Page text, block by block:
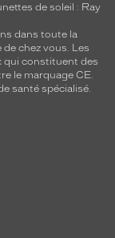
de soleil : Ray
dans toute la
de chez vous . Les
qui constituent des
le marquage CE.
santé spécialisé.